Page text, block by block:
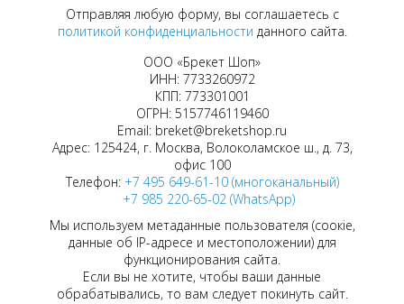
Отправляя любую форму, вы соглашаетесь с
политикой конфиденциальности данного сайта.
ООО «Брекет Шоп»
ИНН: 7733260972
КПП: 773301001
ОГРН: 5157746119460
Email: breket@breketshop.ru
Адрес: 125424, г. Москва, Волоколамское ш., д. 73,
офис 100
Телефон: +7 495 649-61-10 (многоканальный)
+7 985 220-65-02 (WhatsApp)
Мы используем метаданные пользователя (соокіе,
данные об IP-адресе и местоположении) для
функционирования сайта.
Если вы не хотите, чтобы ваши данные
обрабатывались, то вам следует покинуть сайт.